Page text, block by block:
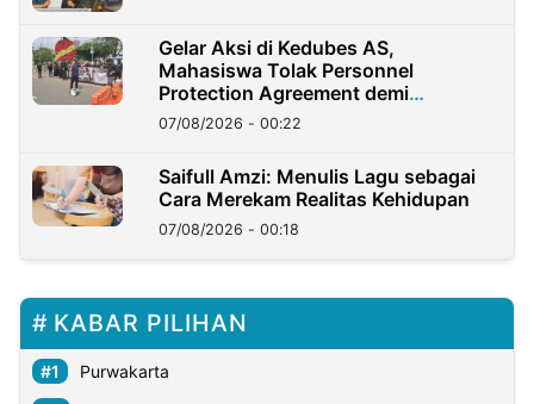
Gelar Aksi di Kedubes AS,
Mahasiswa Tolak Personnel
Protection Agreement demi
Kedaulatan Negara
07/08/2026 - 00:22
Saifull Amzi: Menulis Lagu sebagai
Cara Merekam Realitas Kehidupan
07/08/2026 - 00:18
KABAR PILIHAN
Purwakarta